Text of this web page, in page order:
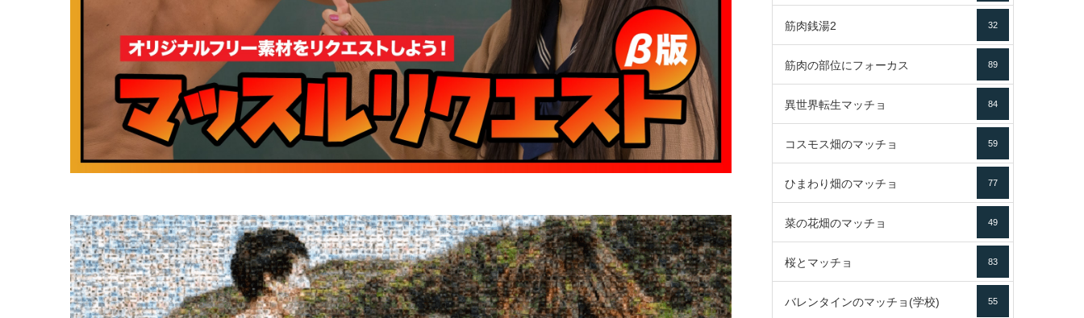
筋肉銭湯2 32
筋肉の部位にフォーカス 89
異世界転生マッチョ 84
コスモス畑のマッチョ 59
ひまわり畑のマッチョ 77
菜の花畑のマッチョ 49
桜とマッチョ 83
バレンタインのマッチョ(学校) 55